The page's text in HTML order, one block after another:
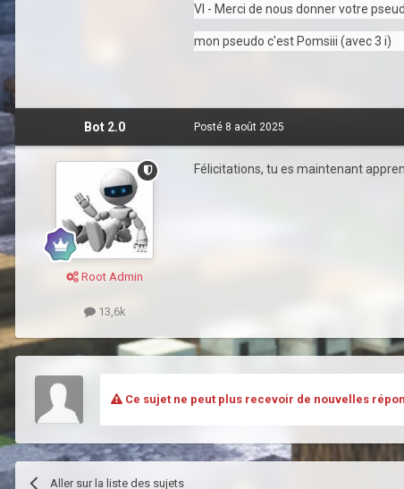
VI - Merci de nous donner votre
mon pseudo c'est Pomsiii (avec 3 i)
Bot 2.0
Root Admin
13,6k
Posté 8 août 2025
Félicitations, tu es maintenant
Ce sujet ne peut plus recevoir de nouvelles
Aller sur la liste des sujets